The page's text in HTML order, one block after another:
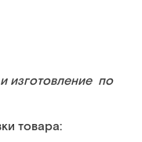
изготовление по
товара: